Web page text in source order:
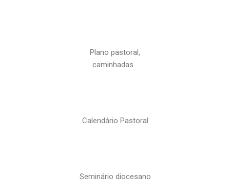
Plano pastoral,
caminhadas…
Calendário Pastoral
Seminário diocesano